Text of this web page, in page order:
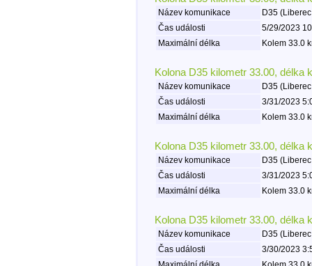
Název komunikace
D35
Čas události
5/29/2023
Maximální délka
Kolem 33.0
Kolona D35 kilometr 33.00, délka
Název komunikace
D35
Čas události
3/31/2023
Maximální délka
Kolem 33.0
Kolona D35 kilometr 33.00, délka
Název komunikace
D35
Čas události
3/31/2023
Maximální délka
Kolem 33.0
Kolona D35 kilometr 33.00, délka
Název komunikace
D35
Čas události
3/30/2023